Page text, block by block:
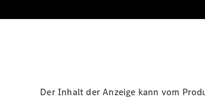
Der Inhalt der Anzeige kann vom